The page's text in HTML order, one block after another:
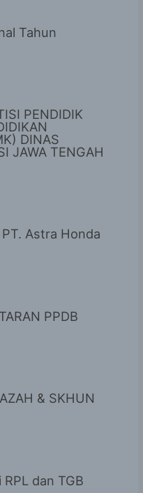
Tahun
PENDIDIK
DINAS
JAWA TENGAH
Astra Honda
PPDB
& SKHUN
dan TGB